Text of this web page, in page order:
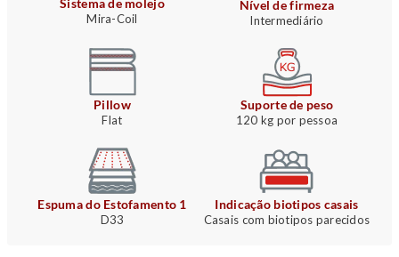
Sistema de molejo
Mira-Coil
Nível de firmeza
Intermediário
Pillow
Flat
Suporte de peso
120 kg por pessoa
Espuma do Estofamento 1
D33
Indicação biotipos casais
Casais com biotipos parecidos